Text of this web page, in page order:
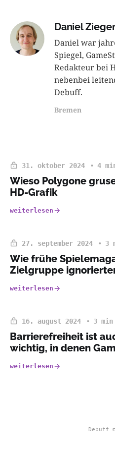
Daniel
Daniel war
Spiegel,
Redakteur bei
nebenbei
Debuff.
Bremen
31. oktober 2024 4
Wieso Polygone
HD-Grafik
weiterlesen
27. september 2024 3
Wie frühe
Zielgruppe
weiterlesen
16. august 2024 3
Barrierefreiheit ist
wichtig, in denen
weiterlesen
Debuff